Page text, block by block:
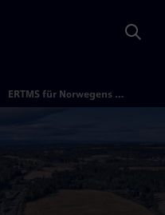
ERTMS für Norwegens Schienennetz